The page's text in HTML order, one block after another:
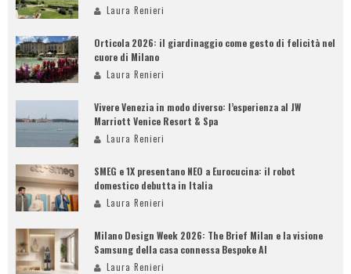
Laura Renieri
Orticola 2026: il giardinaggio come gesto di felicità nel
cuore di Milano
Laura Renieri
Vivere Venezia in modo diverso: l’esperienza al JW
Marriott Venice Resort & Spa
Laura Renieri
SMEG e 1X presentano NEO a Eurocucina: il robot
domestico debutta in Italia
Laura Renieri
Milano Design Week 2026: The Brief Milan e la visione
Samsung della casa connessa Bespoke AI
Laura Renieri